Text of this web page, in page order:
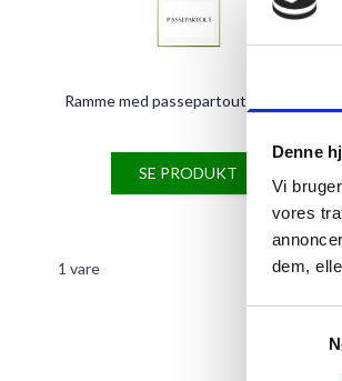
Denne
Vi
vores
dem,
Ramme med passepartout 18x35cm
SE PRODUKT
1 vare